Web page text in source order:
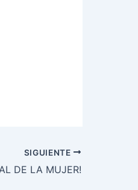
SIGUIENTE
DE LA MUJER!